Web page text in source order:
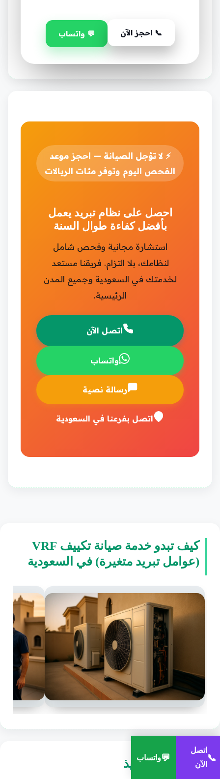
📞 احجز الآن 💬 واتساب
⚡ لا تؤجل الصيانة — احجز موعد
الفحص اليوم وتوفر مئات الريالات
احصل على نظام تبريد يعمل
بأفضل كفاءة طوال السنة
استشارة مجانية وفحص شامل
لنظامك، بلا التزام. فريقنا مستعد
لخدمتك في السعودية وجميع المدن
الرئيسية.
اتصل الآن
واتساب
رسالة نصية
اتصل بفرعنا في السعودية
كيف تبدو خدمة صيانة تكييف VRF
(عوامل تبريد متغيرة) في السعودية
كيف يتم التنفيذ 📞
اتصل
الآن
💬واتساب